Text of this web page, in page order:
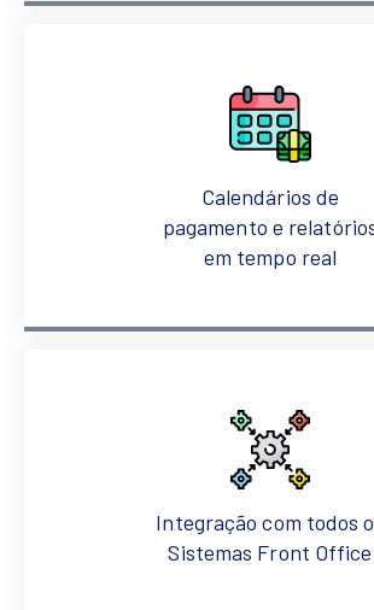
Calendários de
pagamento e
em tempo real
Integração com todos
Sistemas Front Office